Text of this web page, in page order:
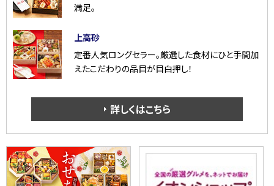
満足。
上高砂
定番人気ロングセラー。厳選した食材にひと手間加
えたこだわりの品目が目白押し！
詳しくはこちら